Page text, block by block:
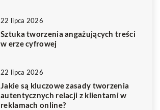
22 lipca 2026
Sztuka tworzenia angażujących treści
w erze cyfrowej
22 lipca 2026
Jakie są kluczowe zasady tworzenia
autentycznych relacji z klientami w
reklamach online?